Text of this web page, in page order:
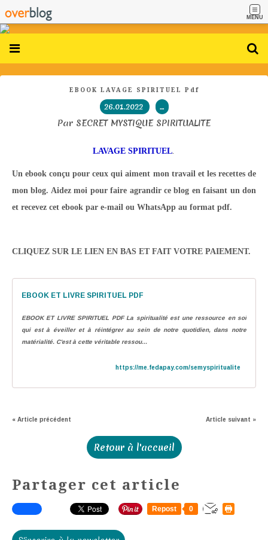
MENU
EBOOK LAVAGE SPIRITUEL Pdf
26.01.2022 …
Par SECRET MYSTIQUE SPIRITUALITE
LAVAGE SPIRITUEL.
Un ebook conçu pour ceux qui aiment mon travail et les recettes de
mon blog. Aidez moi pour faire agrandir ce blog en faisant un don
et recevez cet ebook par e-mail ou WhatsApp au format pdf.
CLIQUEZ SUR LE LIEN EN BAS ET FAIT VOTRE PAIEMENT.
EBOOK ET LIVRE SPIRITUEL PDF
EBOOK ET LIVRE SPIRITUEL PDF La spiritualité est une ressource en soi
qui est à éveiller et à réintégrer au sein de notre quotidien, dans notre
matérialité. C'est à cette véritable ressou...
https://me.fedapay.com/semyspiritualite
« Article précédent Article suivant »
Retour à l'accueil
Partager cet article
Repost 0